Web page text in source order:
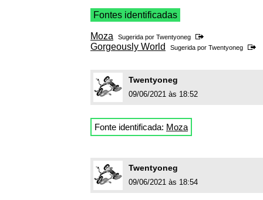
Fontes identificadas
Moza Sugerida por Twentyoneg
Gorgeously World Sugerida por Twentyoneg
Twentyoneg
09/06/2021 às 18:52
Fonte identificada: Moza
Twentyoneg
09/06/2021 às 18:54